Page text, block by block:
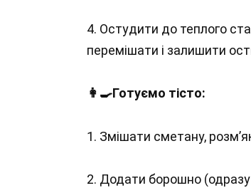
4. Остудити до теплого
перемішати і залишити
👩‍🍳Готуємо тісто:
1. Змішати сметану,
2. Додати борошно (одразу